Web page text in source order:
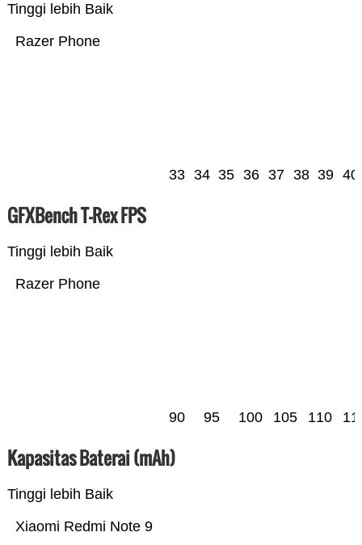
Tinggi lebih Baik
Razer Phone
33 34 35 36 37 38 39 40
GFXBench T-Rex FPS
Tinggi lebih Baik
Razer Phone
90 95 100 105 110
Kapasitas Baterai (mAh)
Tinggi lebih Baik
Xiaomi Redmi Note 9